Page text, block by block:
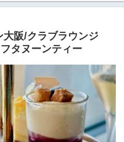
阪/クラブラウンジ
タヌーンティー